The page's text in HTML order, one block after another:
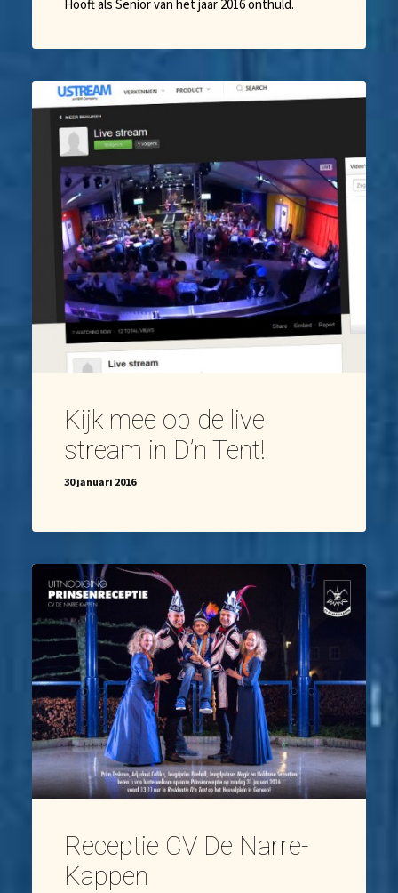
Hooft als Senior van het jaar 2016 onthuld.
Kijk mee op de live
stream in D’n Tent!
30 januari 2016
Receptie CV De Narre-
Kappen